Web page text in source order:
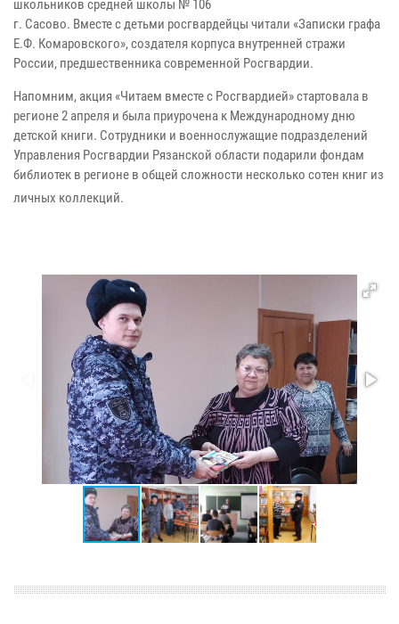
школьников средней школы № 106
г. Сасово. Вместе с детьми росгвардейцы читали «Записки графа
Е.Ф. Комаровского», создателя корпуса внутренней стражи
России, предшественника современной Росгвардии.
Напомним, акция «Читаем вместе с Росгвардией» стартовала в
регионе 2 апреля и была приурочена к Международному дню
детской книги. Сотрудники и военнослужащие подразделений
Управления Росгвардии Рязанской области подарили фондам
библиотек в регионе в общей сложности несколько сотен книг из
личных коллекций.